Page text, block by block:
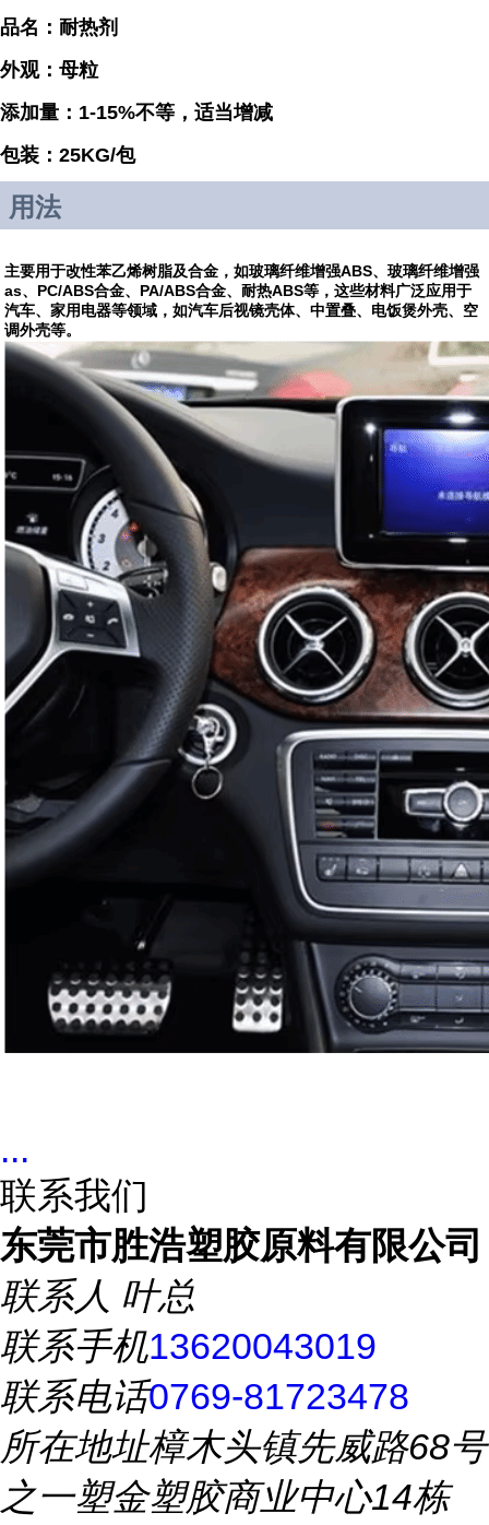
品名：耐热剂
外观：母粒
添加量：1-15%不等，适当增减
包装：25KG/包
用法
主要用于改性苯乙烯树脂及合金，如玻璃纤维增强ABS、玻璃纤维增强
as、PC/ABS合金、PA/ABS合金、耐热ABS等，这些材料广泛应用于
汽车、家用电器等领域，如汽车后视镜壳体、中置叠、电饭煲外壳、空
调外壳等。
...
联系我们
东莞市胜浩塑胶原料有限公司
联系人 叶总
联系手机13620043019
联系电话0769-81723478
所在地址樟木头镇先威路68号
之一塑金塑胶商业中心14栋